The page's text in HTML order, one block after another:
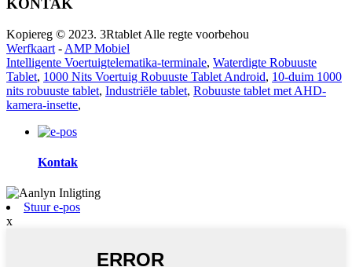
KONTAK
Kopiereg © 2023. 3Rtablet Alle regte voorbehou
Werfkaart - AMP Mobiel
Intelligente Voertuigtelematika-terminale, Waterdigte Robuuste
Tablet, 1000 Nits Voertuig Robuuste Tablet Android, 10-duim 1000
nits robuuste tablet, Industriële tablet, Robuuste tablet met AHD-
kamera-insette,
Kontak
Stuur e-pos
x